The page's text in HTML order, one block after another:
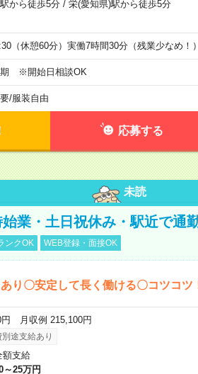
から徒歩5分/ 栄(愛知県)駅から徒歩5分
（休憩60分）実働7時間30分（残業少なめ！）
期 ※開始日相談OK
/服装自由
応募する
未読
業・土日祝休み・駅近で通
ンクOK WEB登録・面接OK
り〇安定して長く働ける〇コツコツ
円 月収例 215,100円
途支給あり
額支給
～25万円